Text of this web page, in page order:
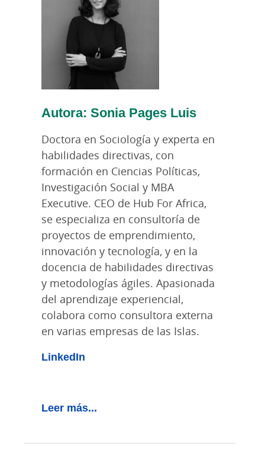
Autora: Sonia Pages Luis
Doctora en Sociología y experta en
habilidades directivas, con
formación en Ciencias Políticas,
Investigación Social y MBA
Executive. CEO de Hub For Africa,
se especializa en consultoría de
proyectos de emprendimiento,
innovación y tecnología, y en la
docencia de habilidades directivas
y metodologías ágiles. Apasionada
del aprendizaje experiencial,
colabora como consultora externa
en varias empresas de las Islas.
LinkedIn
Leer más...